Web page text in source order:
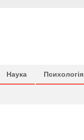
Наука Психологія